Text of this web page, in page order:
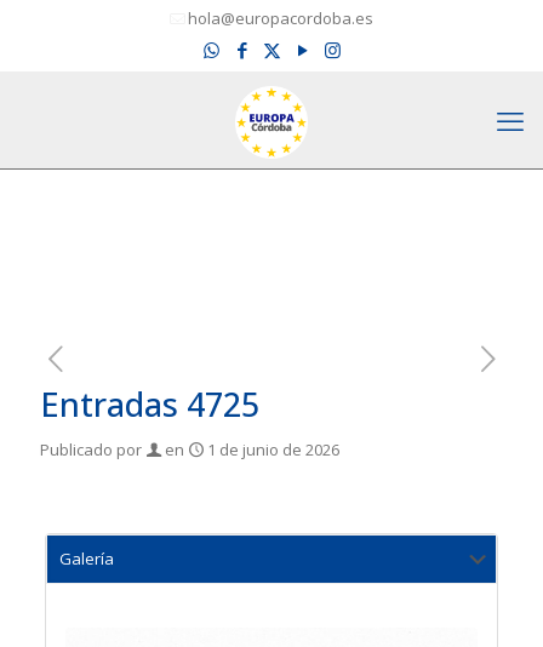
hola@europacordoba.es
Entradas 4725
Publicado por en 1 de junio de 2026